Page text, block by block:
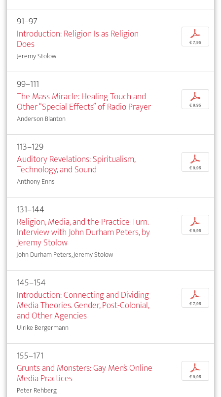
91–97
Introduction: Religion Is as Religion
Does
Jeremy Stolow
p
€ 7,95
99–111
The Mass Miracle: Healing Touch and
Other “Special Effects” of Radio Prayer
Anderson Blanton
p
€ 9,95
113–129
Auditory Revelations: Spiritualism,
Technology, and Sound
Anthony Enns
p
€ 9,95
131–144
Religion, Media, and the Practice Turn.
Interview with John Durham Peters, by
Jeremy Stolow
John Durham Peters, Jeremy Stolow
p
€ 9,95
145–154
Introduction: Connecting and Dividing
Media Theories. Gender, Post-Colonial,
and Other Agencies
Ulrike Bergermann
p
€ 7,95
155–171
Grunts and Monsters: Gay Men’s Online
Media Practices
Peter Rehberg
p
€ 9,95